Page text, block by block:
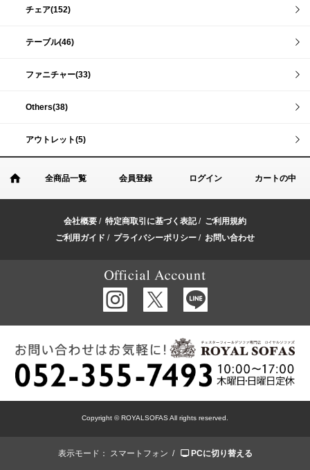
チェア(152)
テーブル(46)
ファニチャー(33)
Others(38)
アウトレット(5)
全商品一覧 会員登録 ログイン カートの中
会社概要 / 特定商取引に基づく表記/ ご利用規約
ご利用ガイド / プライバシーポリシー / お問い合わせ
Copyright © ROYALSOFAS All rights reserved.
表示モード： スマートフォン / PCに切り替える